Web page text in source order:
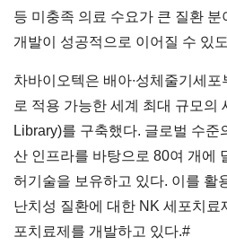
등 미충족 의료 수요가 큰 질환
개발이 성공적으로 이어질 수 있
차바이오텍은 배아∙성체줄기세
로 적용 가능한 세계 최대 규모의
Library)를 구축했다. 글로벌 수준
산 인프라를 바탕으로 80여 개에
허기술을 보유하고 있다. 이를 활
난치성 질환에 대한 NK 세포치료
포치료제를 개발하고 있다.#